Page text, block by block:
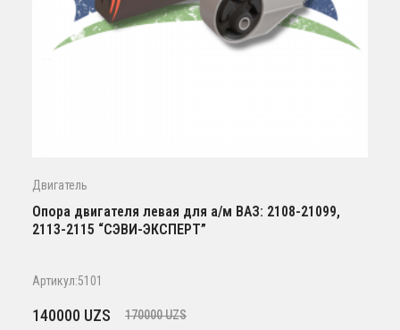
Двигатель
Опора двигателя левая для а/м ВАЗ: 2108-21099,
2113-2115 “СЭВИ-ЭКСПЕРТ”
Артикул:5101
170000UZS
Первоначальная
140000 UZS
Текущая